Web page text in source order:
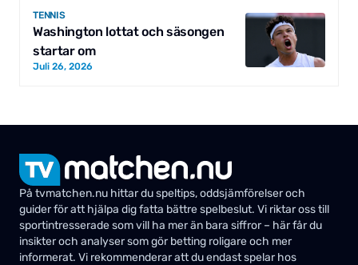
TENNIS
Washington lottat och säsongen
startar om
Juli 26, 2026
På tvmatchen.nu hittar du speltips, oddsjämförelser och
guider för att hjälpa dig fatta bättre spelbeslut. Vi riktar oss till
sportintresserade som vill ha mer än bara siffror – här får du
insikter och analyser som gör betting roligare och mer
informerat. Vi rekommenderar att du endast spelar hos